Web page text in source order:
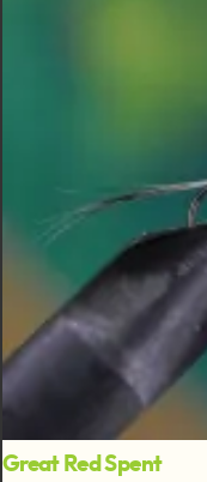
Great Red Spent